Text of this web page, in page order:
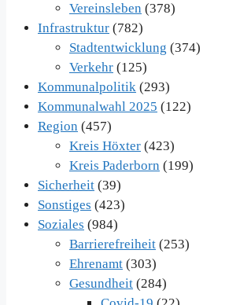
Vereinsleben (378)
Infrastruktur (782)
Stadtentwicklung (374)
Verkehr (125)
Kommunalpolitik (293)
Kommunalwahl 2025 (122)
Region (457)
Kreis Höxter (423)
Kreis Paderborn (199)
Sicherheit (39)
Sonstiges (423)
Soziales (984)
Barrierefreiheit (253)
Ehrenamt (303)
Gesundheit (284)